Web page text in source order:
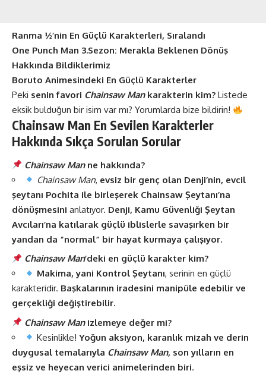
Ranma ½’nin En Güçlü Karakterleri, Sıralandı
One Punch Man 3.Sezon: Merakla Beklenen Dönüş
Hakkında Bildiklerimiz
Boruto Animesindeki En Güçlü Karakterler
Peki senin favori Chainsaw Mankarakterin kim? Listede
eksik bulduğun bir isim var mı? Yorumlarda bize bildirin!
Chainsaw Man En Sevilen Karakterler
Hakkında Sıkça Sorulan Sorular
Chainsaw Manne hakkında?
Chainsaw Man, evsiz bir genç olan Denji’nin, evcil
şeytanı Pochita ile birleşerek Chainsaw Şeytanı’na
dönüşmesini anlatıyor. Denji, Kamu Güvenliği Şeytan
Avcıları’na katılarak güçlü iblislerle savaşırken bir
yandan da “normal” bir hayat kurmaya çalışıyor.
Chainsaw Man’deki en güçlü karakter kim?
Makima, yani Kontrol Şeytanı, serinin en güçlü
karakteridir. Başkalarının iradesini manipüle edebilir ve
gerçekliği değiştirebilir.
Chainsaw Manizlemeye değer mi?
Kesinlikle!Yoğun aksiyon, karanlık mizah ve derin
duygusal temalarıyla Chainsaw Man, son yılların en
eşsiz ve heyecan verici animelerinden biri.